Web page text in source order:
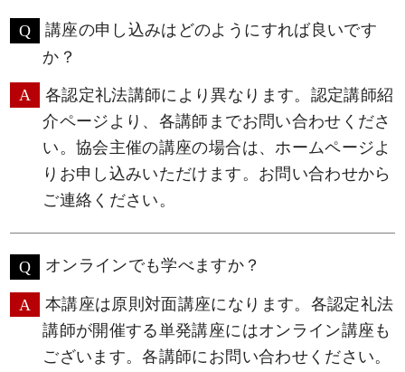
講座の申し込みはどのようにすれば良いです
か？
各認定礼法講師により異なります。認定講師紹
介ページより、各講師までお問い合わせくださ
い。協会主催の講座の場合は、ホームページよ
りお申し込みいただけます。 お問い合わせから
ご連絡ください。
オンラインでも学べますか？
本講座は原則対面講座になります。各認定礼法
講師が開催する単発講座にはオンライン講座も
ございます。各講師にお問い合わせください。